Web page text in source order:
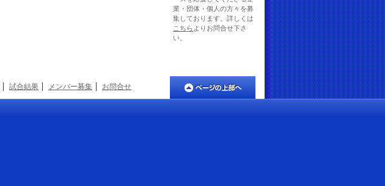
業・団体・個人の方々を募
集しております。詳しくは
こちら よりお問合せ下さ
い。
試合結果 メンバー募集 お問合せ